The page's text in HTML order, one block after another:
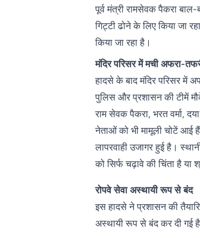
पूर्व मंत्री रामसेवक पैकरा
गिट्टी ढोने के लिए किया जा
किया जा रहा है।
मंदिर परिसर में मची अफरा-
हादसे के बाद मंदिर परिसर में
पुलिस और प्रशासन की टीमें
राम सेवक पैकरा, भरत वर्मा,
नेताओं को भी मामूली चोटें आई
लापरवाही उजागर हुई है।
को सिर्फ चढ़ावे की चिंता है या
रोपवे सेवा अस्थायी रूप से बंद
इस हादसे ने प्रशासन की
अस्थायी रूप से बंद कर दी गई